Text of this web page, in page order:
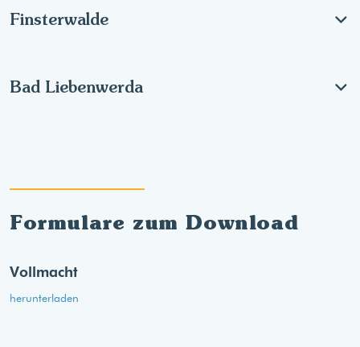
Finsterwalde
Bad Liebenwerda
Formulare zum Download
Vollmacht
herunterladen